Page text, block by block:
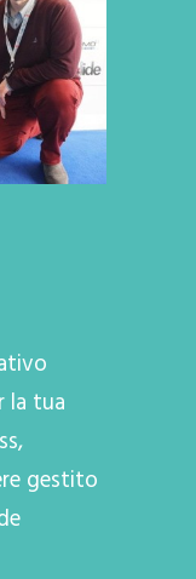
la tua
gestito